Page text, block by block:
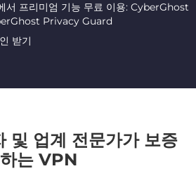
서 프리미엄 기능 무료 이용: CyberGhost
Privacy Guard
받기
및 업계 전문가가 보증
하는 VPN